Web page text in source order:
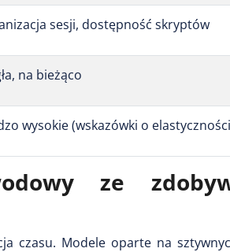
sesji, dostępność skryptów
na bieżąco
wysokie (wskazówki o
ze
czasu. Modele oparte na